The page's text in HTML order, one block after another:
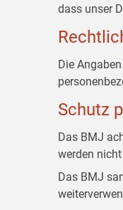
dass unser
Die
Schutz
Das BMJ
werden
Das BMJ